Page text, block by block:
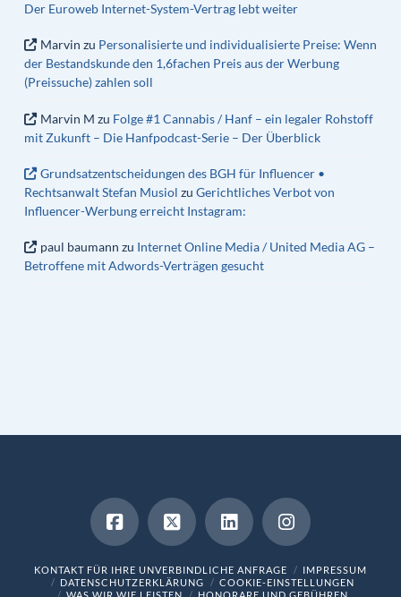
Der Euroweb Internet-System-Vertrag lebt weiter
Marvin zu Personalisierte und individualisierte Preise: Wenn
der Bestandskunde den 1,6fachen Preis aus der Werbung
(Preissuche) zahlen soll
Marvin M zu Folge #1 Cannabis / Hanf – ein legaler Rohstoff
mit Zukunft – Die Hanfpodcast-Serie – Der Überblick
Grundsatzentscheidungen des BGH für Influencer •
Rechtsanwalt Stefan Musiol zu Gerichtliches Verbot von
Influencer-Werbung erreicht Instagram:
paul baumann zu Internet Online Media / United Media AG –
Betroffene mit Adwords-Verträgen gesucht
KONTAKT FÜR IHRE UNVERBINDLICHE ANFRAGE
IMPRESSUM
DATENSCHUTZERKLÄRUNG
COOKIE-EINSTELLUNGEN